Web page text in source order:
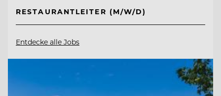
RESTAURANTLEITER (M/W/D)
Entdecke alle Jobs